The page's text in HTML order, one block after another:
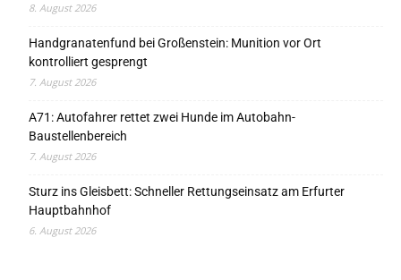
8. August 2026
Handgranatenfund bei Großenstein: Munition vor Ort
kontrolliert gesprengt
7. August 2026
A71: Autofahrer rettet zwei Hunde im Autobahn-
Baustellenbereich
7. August 2026
Sturz ins Gleisbett: Schneller Rettungseinsatz am Erfurter
Hauptbahnhof
6. August 2026